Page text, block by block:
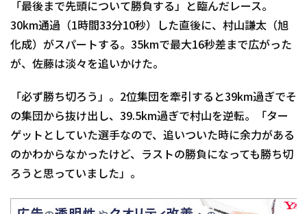
「最後まで先頭について勝負する」と臨んだレース。
30km通過（1時間33分10秒）した直後に、村山謙太（旭
化成）がスパートする。35kmで最大16秒差まで広がった
が、佐藤は淡々を追いかけた。
「必ず勝ち切ろう」。2位集団を牽引すると39km過ぎでそ
の集団から抜け出し、39.5km過ぎで村山を逆転。「ター
ゲットとしていた選手なので、追いついた時に余力がある
のかわからなかったけど、ラストの勝負になっても勝ち切
ろうと思っていました」。